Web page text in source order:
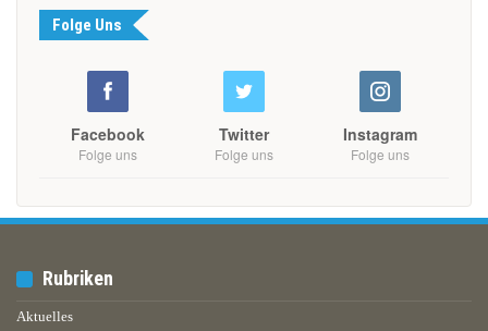
Folge Uns
Facebook
Folge uns
Twitter
Folge uns
Instagram
Folge uns
Rubriken
Aktuelles